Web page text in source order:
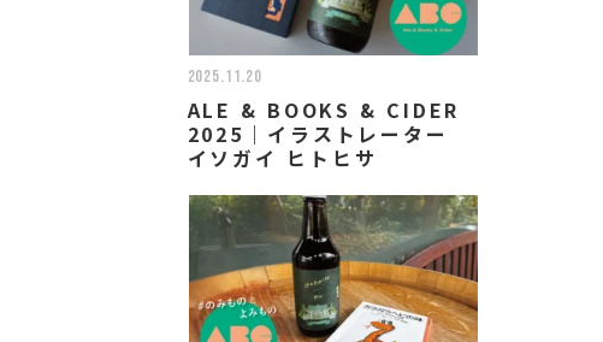
2025.11.20
ALE & BOOKS & CIDER
2025｜イラストレーター
イソガイ ヒトヒサ